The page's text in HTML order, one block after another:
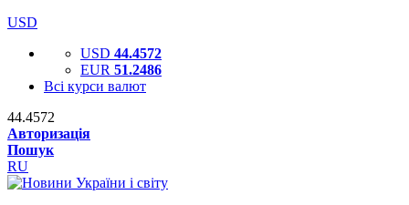
USD
USD 44.4572
EUR 51.2486
Всі курси валют
44.4572
Авторизація
Пошук
RU